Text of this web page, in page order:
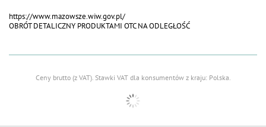
https://www.mazowsze.wiw.gov.pl/
OBRÓT DETALICZNY PRODUKTAMI OTC NA ODLEGŁOŚĆ
Ceny brutto (z VAT). Stawki VAT dla konsumentów z kraju: Polska